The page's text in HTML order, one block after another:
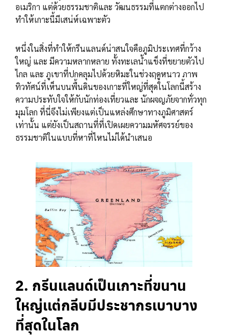
อเมริกา แต่ด้วยธรรมชาติและ วัฒนธรรมที่แตกต่างออกไป
ทำให้เกาะนี้มีเสน่ห์เฉพาะตัว
หนึ่งในสิ่งที่ทำให้กรีนแลนด์น่าสนใจคือภูมิประเทศที่กว้าง
ใหญ่ และ มีความหลากหลาย ทั้งทะเลน้ำแข็งที่ขยายตัวไป
ไกล และ ภูเขาที่ปกคลุมไปด้วยหิมะในช่วงฤดูหนาว ภาพ
ทิวทัศน์ที่เห็นบนพื้นดินของเกาะที่ใหญ่ที่สุดในโลกนี้สร้าง
ความประทับใจให้กับนักท่องเที่ยวและ นักผจญภัยจากทั่วทุก
มุมโลก ที่นี่จึงไม่เพียงแต่เป็นแหล่งศึกษาทางภูมิศาสตร์
เท่านั้น แต่ยังเป็นสถานที่ที่เปิดเผยความมหัศจรรย์ของ
ธรรมชาติในแบบที่หาที่ไหนไม่ได้นำเสนอ
2. กรีนแลนด์เป็นเกาะที่ขนาน
ใหญ่เเต่กลีบมีประชากรเบาบาง
ที่สุดในโลก